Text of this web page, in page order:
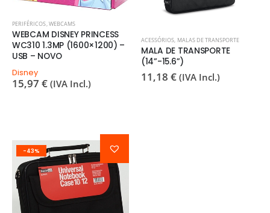
PERIFÉRICOS,WEBCAMS
WEBCAM DISNEY PRINCESS
WC310 1.3MP (1600×1200) –
USB – NOVO
Disney
15,97 € (IVA Incl.)
ACESSÓRIOS, MALAS DE TRANSPORTE
MALA DE TRANSPORTE
(14”-15.6”)
11,18 € (IVA Incl.)
-43%